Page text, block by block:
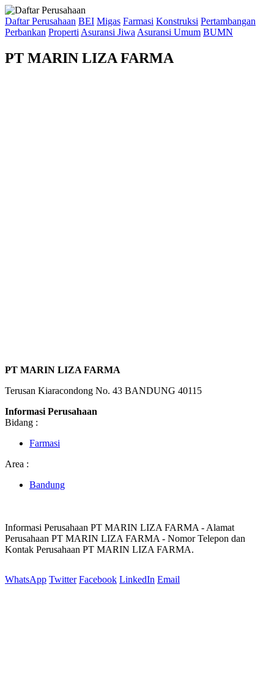
Daftar Perusahaan BEI Migas Farmasi Konstruksi Pertambangan
Perbankan Properti Asuransi Jiwa Asuransi Umum BUMN
PT MARIN LIZA FARMA
PT MARIN LIZA FARMA
Terusan Kiaracondong No. 43 BANDUNG 40115
Informasi Perusahaan
Bidang :
Farmasi
Area :
Bandung
Informasi Perusahaan PT MARIN LIZA FARMA - Alamat
Perusahaan PT MARIN LIZA FARMA - Nomor Telepon dan
Kontak Perusahaan PT MARIN LIZA FARMA.
WhatsApp Twitter Facebook LinkedIn Email